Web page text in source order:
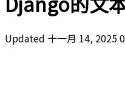
Updated 十一月 14, 2025